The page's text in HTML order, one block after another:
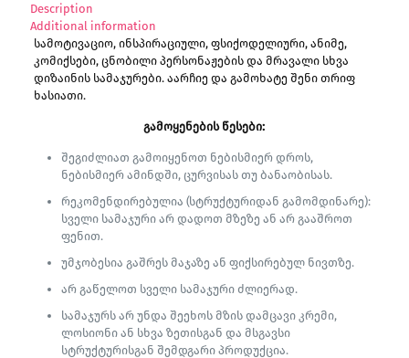
Description
Additional information
სამოტივაციო, ინსპირაციული, ფსიქოდელიური, ანიმე,
კომიქსები, ცნობილი პერსონაჟების და მრავალი სხვა
დიზაინის სამაჯურები. აარჩიე და გამოხატე შენი თრიფ
ხასიათი.
გამოყენების წესები:
შეგიძლიათ გამოიყენოთ ნებისმიერ დროს,
ნებისმიერ ამინდში, ცურვისას თუ ბანაობისას.
რეკომენდირებულია (სტრუქტურიდან გამომდინარე):
სველი სამაჯური არ დადოთ მზეზე ან არ გააშროთ
ფენით.
უმჯობესია გაშრეს მაჯაზე ან ფიქსირებულ ნივთზე.
არ გაწელოთ სველი სამაჯური ძლიერად.
სამაჯურს არ უნდა შეეხოს მზის დამცავი კრემი,
ლოსიონი ან სხვა ზეთისგან და მსგავსი
სტრუქტურისგან შემდგარი პროდუქცია.